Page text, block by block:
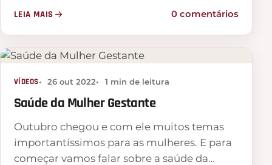
LEIA MAIS 0 comentários
VÍDEOS 26 out 2022 1 min de leitura
Saúde da Mulher Gestante
Outubro chegou e com ele muitos temas
importantíssimos para as mulheres. E para
começar vamos falar sobre a saúde da…